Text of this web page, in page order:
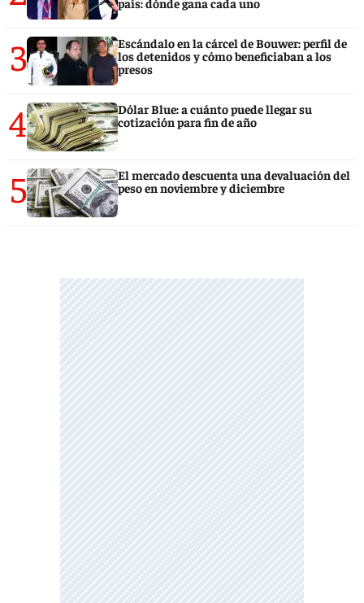
3
Escándalo en la cárcel de Bouwer: perfil de
los detenidos y cómo beneficiaban a los
presos
4
Dólar Blue: a cuánto puede llegar su
cotización para fin de año
5
El mercado descuenta una devaluación del
peso en noviembre y diciembre